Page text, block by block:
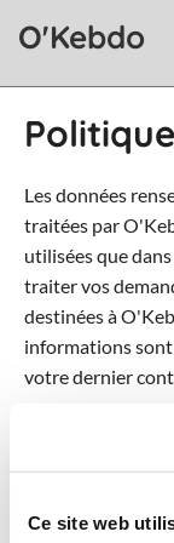
Ce site web
O'Kebdo
Les données
traitées par
utilisées que
traiter vos
destinées à
informations sont
votre dernier
Conformément
janvier 1978
d’accès, de